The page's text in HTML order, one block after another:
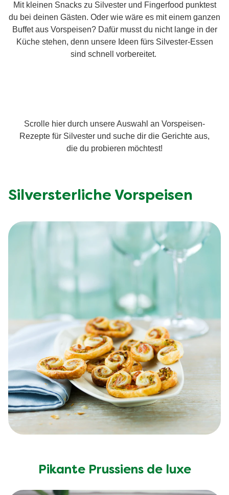
Mit kleinen Snacks zu Silvester und Fingerfood punktest
du bei deinen Gästen. Oder wie wäre es mit einem ganzen
Buffet aus Vorspeisen? Dafür musst du nicht lange in der
Küche stehen, denn unsere Ideen fürs Silvester-Essen
sind schnell vorbereitet.
Scrolle hier durch unsere Auswahl an Vorspeisen-
Rezepte für Silvester und suche dir die Gerichte aus,
die du probieren möchtest!
Silversterliche Vorspeisen
Pikante Prussiens de luxe